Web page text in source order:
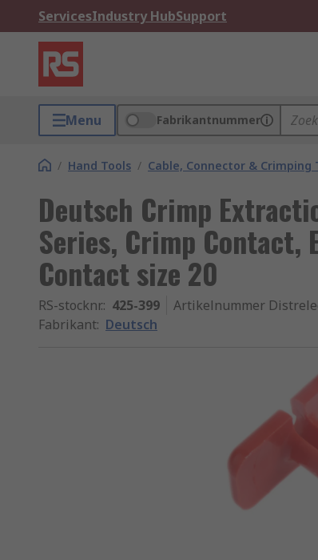
ServicesIndustry HubSupport
Menu Fabrikantnummer
/ Hand Tools / Cable, Connector & Crimping
Deutsch Crimp
Series, Crimp Contact,
Contact size 20
RS-stocknr.: 425-399 Artikelnummer
Fabrikant: Deutsch